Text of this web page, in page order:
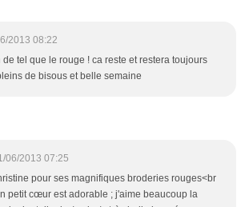
2013 08:22
de tel que le rouge ! ca reste et restera toujours
de bisous et belle semaine
06/2013 07:25
pour ses magnifiques broderies rouges<br
petit cœur est adorable ; j'aime beaucoup la